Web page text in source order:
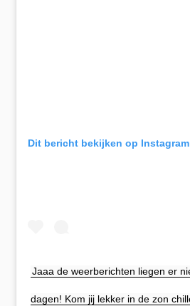
Dit bericht bekijken op Instagram
Jaaa de weerberichten liegen er
dagen! Kom jij lekker in de zon